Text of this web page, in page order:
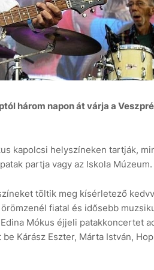
három napon át várja a
kapolcsi helyszíneken tartják,
partja vagy az Iskola Múzeum.
töltik meg kísérletező
fiatal és idősebb
Mókus éjjeli patakkoncertet
Kárász Eszter, Márta István,